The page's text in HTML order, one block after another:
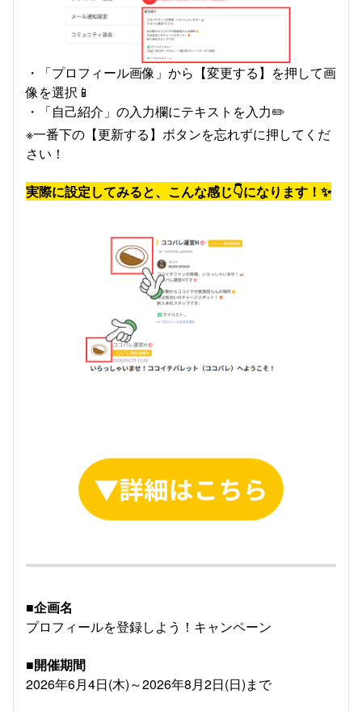
・「プロフィール画像」から【変更する】を押して画
像を選択📱
・「自己紹介」の入力欄にテキストを入力✏️
※一番下の【更新する】ボタンを忘れずに押してくだ
さい！
実際に設定してみると、こんな感じ👇になります！✨
■企画名
プロフィールを登録しよう！キャンペーン
■開催期間
2026年6月4日(木)～2026年8月2日(日)まで